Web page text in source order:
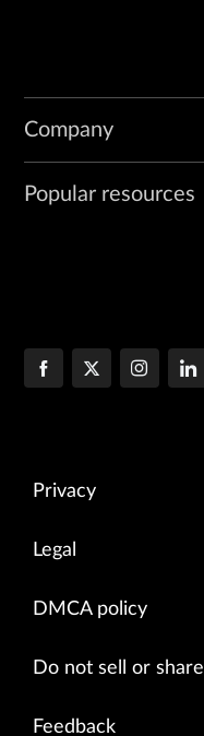
Company
Popular resources
Privacy
Legal
DMCA policy
Do not sell or
Feedback